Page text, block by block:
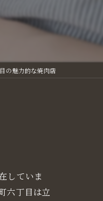
の魅力的な焼肉店
していま
六丁目は立